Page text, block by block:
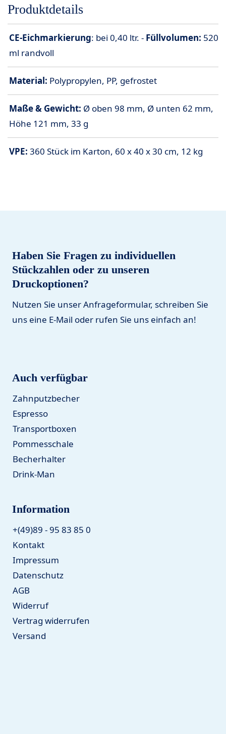
Produktdetails
CE-Eichmarkierung: bei 0,40 ltr. - Füllvolumen: 520
ml randvoll
Material: Polypropylen, PP, gefrostet
Maße & Gewicht: Ø oben 98 mm, Ø unten 62 mm,
Höhe 121 mm, 33 g
VPE: 360 Stück im Karton, 60 x 40 x 30 cm, 12 kg
Haben Sie Fragen zu individuellen
Stückzahlen oder zu unseren
Druckoptionen?
Nutzen Sie unser Anfrageformular, schreiben Sie
uns eine E-Mail oder rufen Sie uns einfach an!
Auch verfügbar
Zahnputzbecher
Espresso
Transportboxen
Pommesschale
Becherhalter
Drink-Man
Information
+(49)89 - 95 83 85 0
Kontakt
Impressum
Datenschutz
AGB
Widerruf
Vertrag widerrufen
Versand